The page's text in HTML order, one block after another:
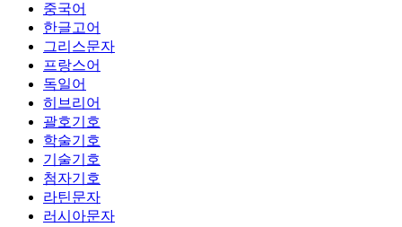
중국어
한글고어
그리스문자
프랑스어
독일어
히브리어
괄호기호
학술기호
기술기호
첨자기호
라틴문자
러시아문자